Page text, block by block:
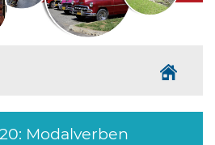
Modalverben